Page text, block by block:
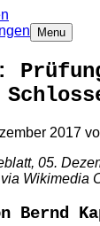
Menu
2017
05.
Wikimedia
Bernd